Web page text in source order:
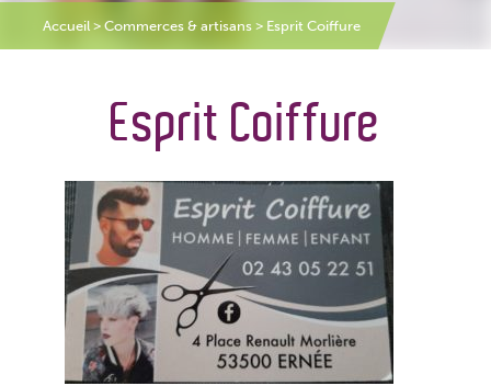
Accueil> Commerces & artisans > Esprit Coiffure
Esprit Coiffure